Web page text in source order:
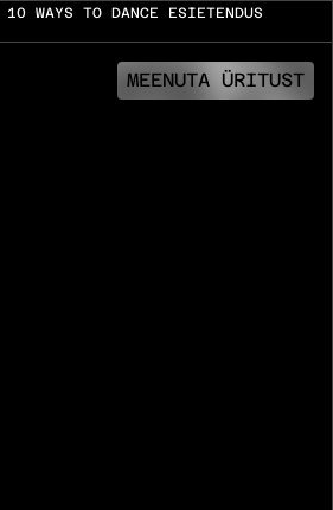
10 WAYS TO DANCE ESIETENDUS
MEENUTA ÜRITUST